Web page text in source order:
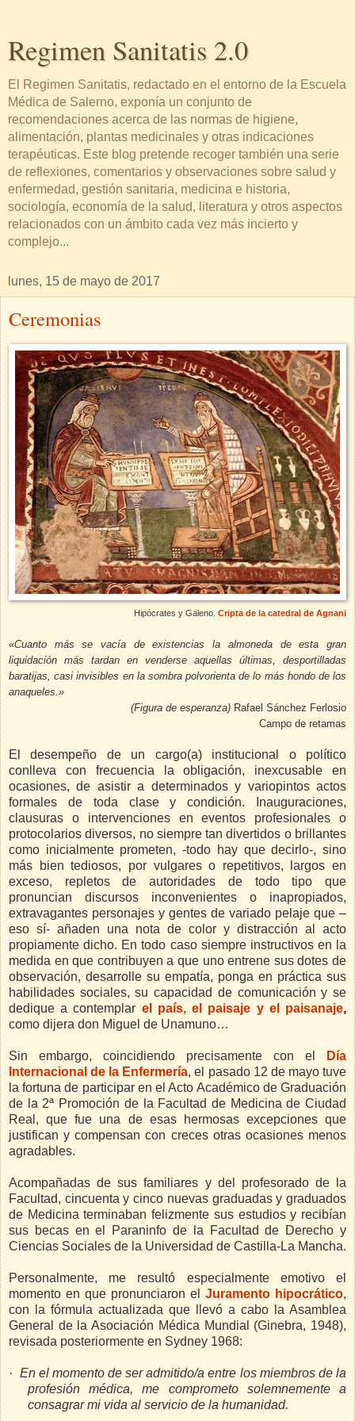
Regimen Sanitatis 2.0
El Regimen Sanitatis, redactado en el entorno de la Escuela
Médica de Salerno, exponía un conjunto de
recomendaciones acerca de las normas de higiene,
alimentación, plantas medicinales y otras indicaciones
terapéuticas. Este blog pretende recoger también una serie
de reflexiones, comentarios y observaciones sobre salud y
enfermedad, gestión sanitaria, medicina e historia,
sociología, economía de la salud, literatura y otros aspectos
relacionados con un ámbito cada vez más incierto y
complejo...
lunes, 15 de mayo de 2017
Ceremonias
Hipócrates y Galeno. Cripta de la catedral de Agnani
«Cuanto más se vacía de existencias la almoneda de esta gran
liquidación más tardan en venderse aquellas últimas, desportilladas
baratijas, casi invisibles en la sombra polvorienta de lo más hondo de los
anaqueles.»
(Figura de esperanza) Rafael Sánchez Ferlosio
Campo de retamas
El desempeño de un cargo(a) institucional o político
conlleva con frecuencia la obligación, inexcusable en
ocasiones, de asistir a determinados y variopintos actos
formales de toda clase y condición. Inauguraciones,
clausuras o intervenciones en eventos profesionales o
protocolarios diversos, no siempre tan divertidos o brillantes
como inicialmente prometen, -todo hay que decirlo-, sino
más bien tediosos, por vulgares o repetitivos, largos en
exceso, repletos de autoridades de todo tipo que
pronuncian discursos inconvenientes o inapropiados,
extravagantes personajes y gentes de variado pelaje que –
eso sí- añaden una nota de color y distracción al acto
propiamente dicho. En todo caso siempre instructivos en la
medida en que contribuyen a que uno entrene sus dotes de
observación, desarrolle su empatía, ponga en práctica sus
habilidades sociales, su capacidad de comunicación y se
dedique a contemplar el país, el paisaje y el paisanaje,
como dijera don Miguel de Unamuno…
Sin embargo, coincidiendo precisamente con el
Día
Internacional de la Enfermería, el pasado 12 de mayo tuve
la fortuna de participar en el Acto Académico de Graduación
de la 2ª Promoción de la Facultad de Medicina de Ciudad
Real, que fue una de esas hermosas excepciones que
justifican y compensan con creces otras ocasiones menos
agradables.
Acompañadas de sus familiares y del profesorado de la
Facultad, cincuenta y cinco nuevas graduadas y graduados
de Medicina terminaban felizmente sus estudios y recibían
sus becas en el Paraninfo de la Facultad de Derecho y
Ciencias Sociales de la Universidad de Castilla-La Mancha.
Personalmente, me resultó especialmente emotivo el
momento en que pronunciaron el Juramento hipocrático,
con la fórmula actualizada que llevó a cabo la Asamblea
General de la Asociación Médica Mundial (Ginebra, 1948),
revisada posteriormente en Sydney 1968:
· En el momento de ser admitido/a entre los miembros de la
profesión médica, me comprometo solemnemente a
consagrar mi vida al servicio de la humanidad.